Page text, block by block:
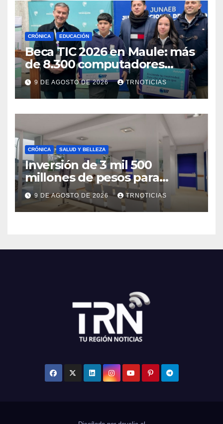
CRÓNICA EDUCACIÓN
Beca TIC 2026 en Maule: más
de 8.300 computadores
están siendo entregados en
la región
9 DE AGOSTO DE 2026 TRNOTICIAS
CRÓNICA SALUD Y BELLEZA
Inversión de 3 mil 500
millones de pesos para
mejorar el Cesfam
Astaburuaga
9 DE AGOSTO DE 2026 TRNOTICIAS